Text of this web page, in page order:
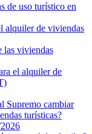
de uso turístico en
de viviendas
viviendas
el alquiler de
Supremo cambiar
turísticas?